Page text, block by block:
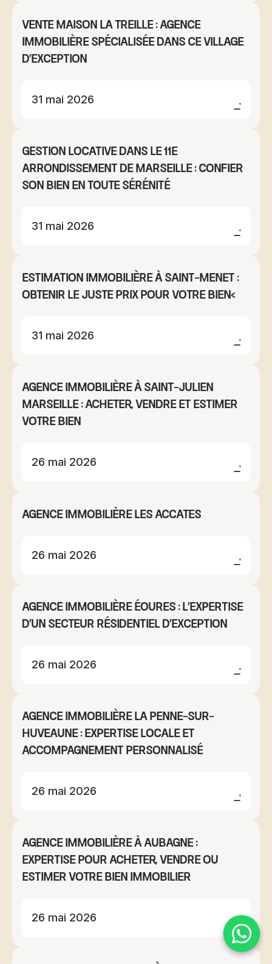
Vente maison La Treille : agence
immobilière spécialisée dans ce village
d'exception
31 mai 2026
Gestion locative dans le 11e
arrondissement de Marseille : confier
son bien en toute sérénité
31 mai 2026
Estimation immobilière à Saint-Menet :
obtenir le juste prix pour votre bien<
31 mai 2026
Agence immobilière à Saint-Julien
Marseille : acheter, vendre et estimer
votre bien
26 mai 2026
Agence immobilière Les Accates
26 mai 2026
Agence immobilière Éoures : l'expertise
d'un secteur résidentiel d'exception
26 mai 2026
Agence immobilière La Penne-sur-
Huveaune : expertise locale et
accompagnement personnalisé
26 mai 2026
Agence immobilière à Aubagne :
expertise pour acheter, vendre ou
estimer votre bien immobilier
26 mai 2026